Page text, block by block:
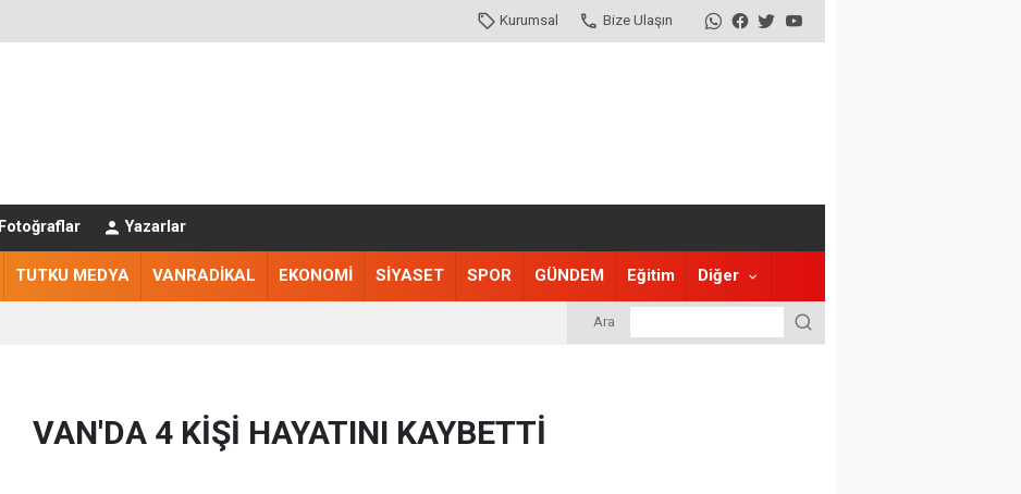
Kurumsal Bize Ulaşın
Fotoğraflar Yazarlar
TUTKU MEDYA VANRADİKAL EKONOMİ SİYASET SPOR GÜNDEM Eğitim Diğer
Ara
VAN'DA 4 KİŞİ HAYATINI KAYBETTİ